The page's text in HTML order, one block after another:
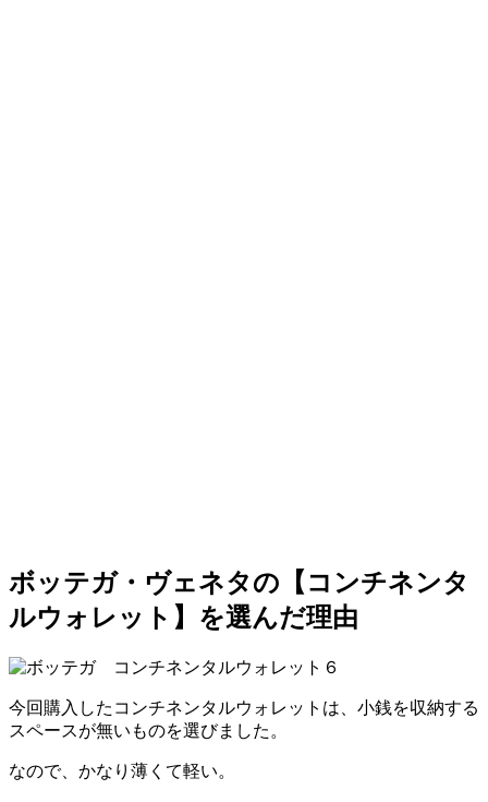
ボッテガ・ヴェネタの【コンチネンタ
ルウォレット】を選んだ理由
今回購入したコンチネンタルウォレットは、小銭を収納する
スペースが無いものを選びました。
なので、かなり薄くて軽い。